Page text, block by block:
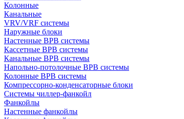
Колонные
Канальные
VRV/VRF системы
Наружные блоки
Настенные ВРВ системы
Кассетные ВРВ системы
Канальные ВРВ системы
Напольно-потолочные ВРВ системы
Колонные ВРВ системы
Компрессорно-конденсаторные блоки
Системы чиллер-фанкойл
Фанкойлы
Настенные фанкойлы